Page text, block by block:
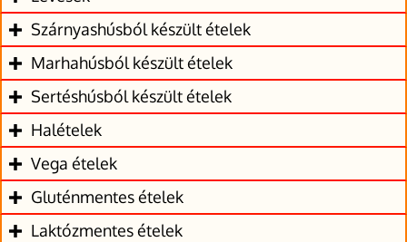
Szárnyashúsból készült ételek
Marhahúsból készült ételek
Sertéshúsból készült ételek
Halételek
Vega ételek
Gluténmentes ételek
Laktózmentes ételek